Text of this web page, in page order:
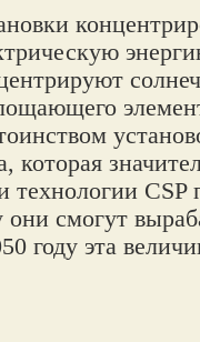
которая
технологии CSP
они смогут
году эта